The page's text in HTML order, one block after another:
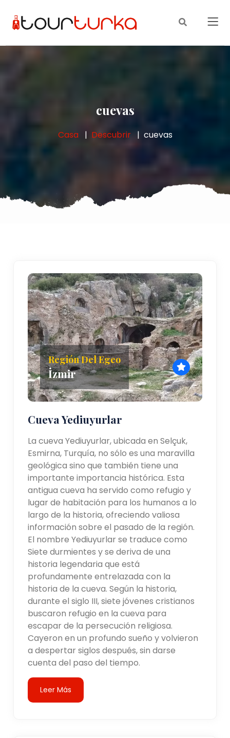
cuevas
Casa Descubrir cuevas
Región Del Egeo
İzmir
Cueva Yediuyurlar
La cueva Yediuyurlar, ubicada en Selçuk,
Esmirna, Turquía, no sólo es una maravilla
geológica sino que también tiene una
importante importancia histórica. Esta
antigua cueva ha servido como refugio y
lugar de habitación para los humanos a lo
largo de la historia, ofreciendo valiosa
información sobre el pasado de la región.
El nombre Yediuyurlar se traduce como
Siete durmientes y se deriva de una
historia legendaria que está
profundamente entrelazada con la
historia de la cueva. Según la historia,
durante el siglo III, siete jóvenes cristianos
buscaron refugio en la cueva para
escapar de la persecución religiosa.
Cayeron en un profundo sueño y volvieron
a despertar siglos después, sin darse
cuenta del paso del tiempo.
Leer Más